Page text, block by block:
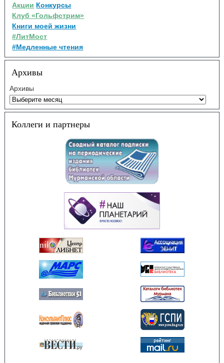
Акции Конкурсы
Клуб «Гольфстрим»
Книги моей жизни
#ЛитМост
#Медленные чтения
Архивы
Архивы
Коллеги и партнеры